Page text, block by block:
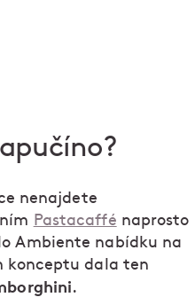
nenajdete
Pastacaffé naprosto
Ambiente nabídku na
konceptu dala ten
.